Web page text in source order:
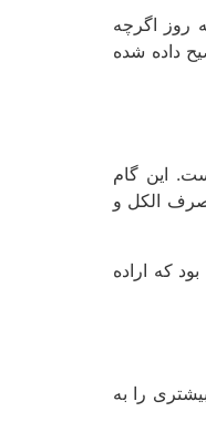
روز اگرچه
داده شده
این گام
الکل و
شگفت‌انگیزی خواهید بود که اراده
را به